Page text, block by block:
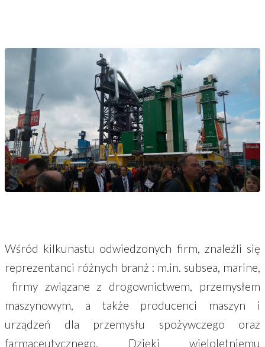
Wśród kilkunastu odwiedzonych firm, znaleźli się
reprezentanci różnych branż : m.in. subsea, marine,
firmy związane z drogownictwem, przemysłem
maszynowym, a także producenci maszyn i
urządzeń dla przemysłu spożywczego oraz
farmaceutycznego. Dzięki wieloletniemu